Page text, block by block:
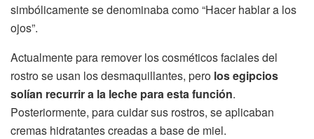
simbólicamente se denominaba como “Hacer hablar a los
ojos”.
Actualmente para remover los cosméticos faciales del
rostro se usan los desmaquillantes, pero los egipcios
solían recurrir a la leche para esta función.
Posteriormente, para cuidar sus rostros, se aplicaban
cremas hidratantes creadas a base de miel.